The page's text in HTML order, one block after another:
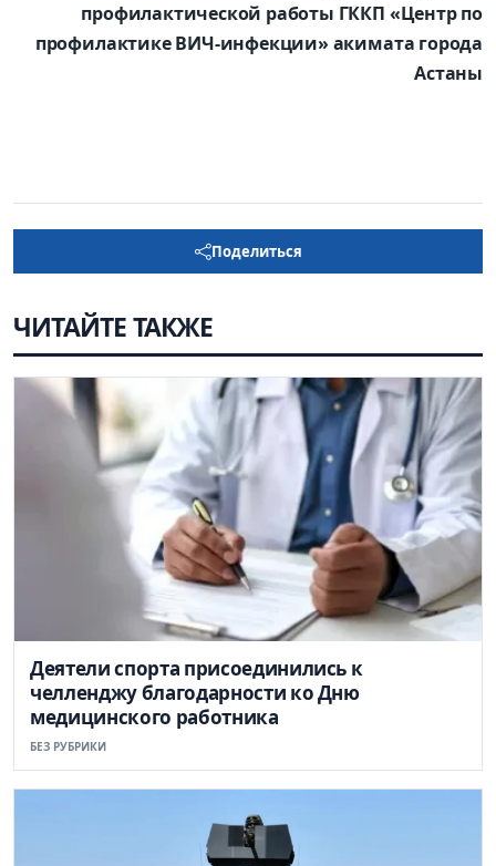
профилактической работы ГККП «Центр по
профилактике ВИЧ-инфекции» акимата города
Астаны
Поделиться
ЧИТАЙТЕ ТАКЖЕ
Деятели спорта присоединились к
челленджу благодарности ко Дню
медицинского работника
БЕЗ РУБРИКИ